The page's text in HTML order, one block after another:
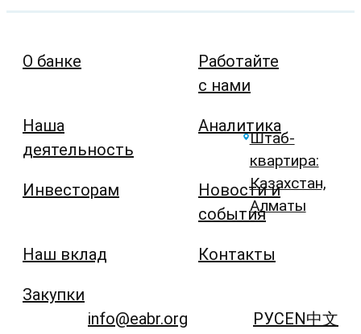
О банке
Наша
деятельность
Инвесторам
Наш вклад
Закупки
Работайте
с нами
Аналитика
Новости и
события
Контакты
Штаб-
квартира:
Казахстан,
Алматы
info@eabr.org РУСEN中文